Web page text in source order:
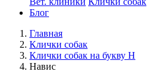
Блог
Главная
Клички собак
Клички собак на букву Н
Навис